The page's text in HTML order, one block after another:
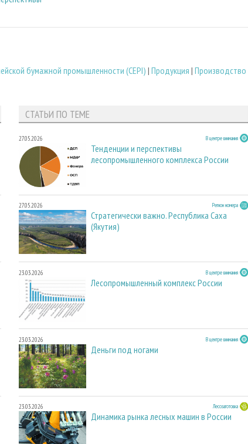
бумажной промышленности (CEPI) | Продукция | Производство
СТАТЬИ ПО ТЕМЕ
27.05.2026 В центре внимания
Тенденции и перспективы
лесопромышленного комплекса России
27.05.2026 Регион номера
Стратегически важно. Республика Саха
(Якутия)
23.03.2026 В центре внимания
Лесопромышленный комплекс России
23.03.2026 В центре внимания
Деньги под ногами
23.03.2026 Лесозаготовка
Динамика рынка лесных машин в России